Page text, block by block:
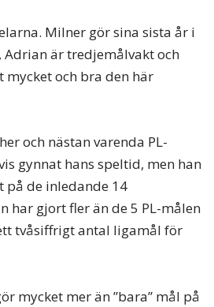
Milner gör sina sista år i
Adrian är tredjemålvakt och
mycket och bra den här
och nästan varenda PL-
gynnat hans speltid, men han
på de inledande 14
har gjort fler än de 5 PL-målen
tvåsiffrigt antal ligamål för
mycket mer än ”bara” mål på